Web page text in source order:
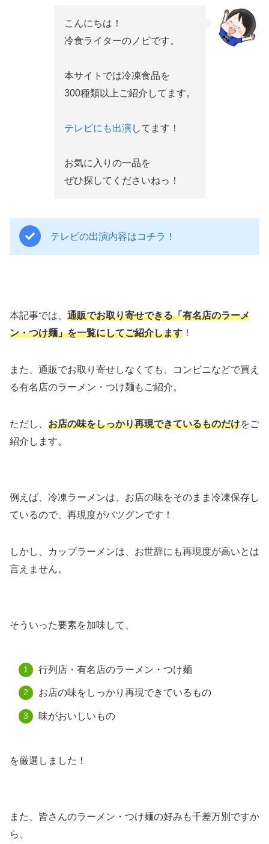
こんにちは！
冷食ライターのノビです。
本サイトでは冷凍食品を
300種類以上ご紹介してます。
テレビにも出演してます！
お気に入りの一品を
ぜひ探してくださいねっ！
テレビの出演内容はコチラ！
本記事では、 通販でお取り寄せできる「有名店のラーメ
ン・つけ麺」を一覧にしてご紹介します ！
また、通販でお取り寄せしなくても、コンビニなどで買え
る有名店のラーメン・つけ麺もご紹介。
ただし、 お店の味をしっかり再現できているものだけをご
紹介します。
例えば、冷凍ラーメンは、お店の味をそのまま冷凍保存し
ているので、再現度がバツグンです！
しかし、カップラーメンは、お世辞にも再現度が高いとは
言えません。
そういった要素を加味して、
行列店・有名店のラーメン・つけ麺
お店の味をしっかり再現できているもの
味がおいしいもの
を厳選しました！
また、皆さんのラーメン・つけ麺の好みも千差万別ですか
ら、